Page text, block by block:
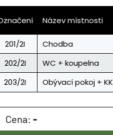
Název místnosti
201/2I
Chodba
202/2I
WC + koupelna
203/2I
Obývací pokoj + KK
Cena:-